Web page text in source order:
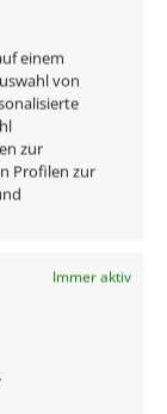
einem
von
zur
Profilen zur
Immer aktiv
230V | 2-
| 2x 7W |